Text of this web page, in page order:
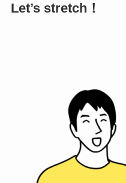
Let’s stretch！